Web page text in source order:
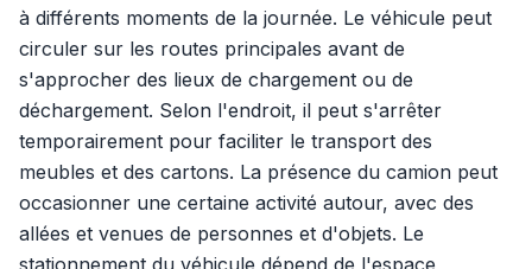
à différents moments de la journée. Le véhicule peut
circuler sur les routes principales avant de
s'approcher des lieux de chargement ou de
déchargement. Selon l'endroit, il peut s'arrêter
temporairement pour faciliter le transport des
meubles et des cartons. La présence du camion peut
occasionner une certaine activité autour, avec des
allées et venues de personnes et d'objets. Le
stationnement du véhicule dépend de l'espace